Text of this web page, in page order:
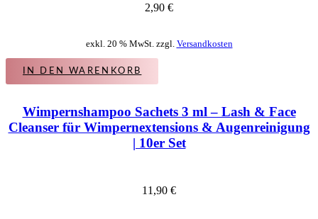
2,90 €
exkl. 20 % MwSt. zzgl. Versandkosten
IN DEN WARENKORB
Wimpernshampoo Sachets 3 ml – Lash & Face
Cleanser für Wimpernextensions & Augenreinigung
| 10er Set
11,90 €